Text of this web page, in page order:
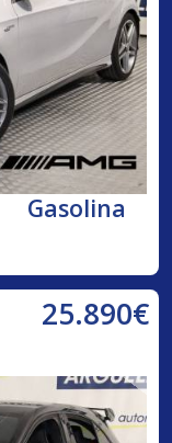
Gasolina
25.890€